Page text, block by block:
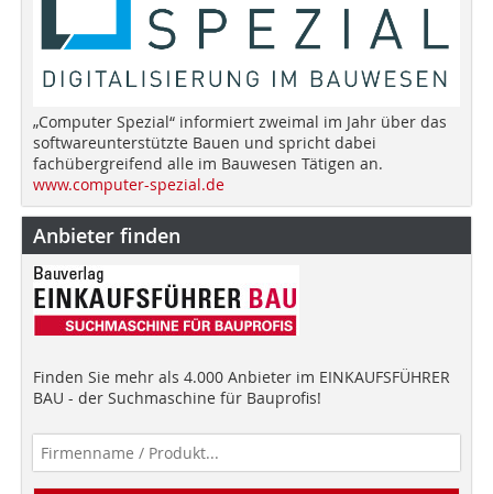
„Computer Spezial“ informiert zweimal im Jahr über das
softwareunterstützte Bauen und spricht dabei
fachübergreifend alle im Bauwesen Tätigen an.
www.computer-spezial.de
Anbieter finden
Finden Sie mehr als 4.000 Anbieter im EINKAUFSFÜHRER
BAU - der Suchmaschine für Bauprofis!